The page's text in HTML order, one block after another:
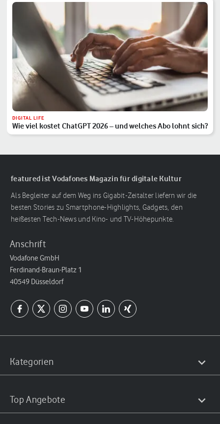
DIGITAL LIFE
Wie viel kostet ChatGPT 2026 – und welches Abo lohnt sich?
featured ist Vodafones Magazin für digitale Kultur
Als Begleiter auf dem Weg ins Gigabit-Zeitalter liefern wir die
besten Stories zu Smartphone-Highlights, Gadgets, den
heißesten Tech-News und Kino- und TV-Höhepunkte.
Anschrift
Vodafone GmbH
Ferdinand-Braun-Platz 1
40549 Düsseldorf
Kategorien
Top Angebote